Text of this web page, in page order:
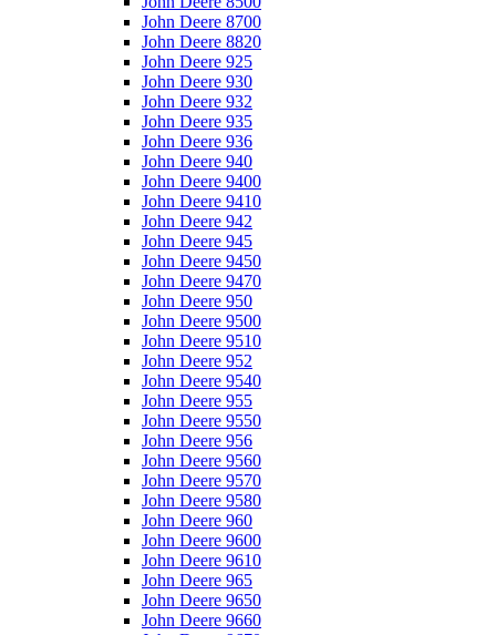
John Deere 8700
John Deere 8820
John Deere 925
John Deere 930
John Deere 932
John Deere 935
John Deere 936
John Deere 940
John Deere 9400
John Deere 9410
John Deere 942
John Deere 945
John Deere 9450
John Deere 9470
John Deere 950
John Deere 9500
John Deere 9510
John Deere 952
John Deere 9540
John Deere 955
John Deere 9550
John Deere 956
John Deere 9560
John Deere 9570
John Deere 9580
John Deere 960
John Deere 9600
John Deere 9610
John Deere 965
John Deere 9650
John Deere 9660